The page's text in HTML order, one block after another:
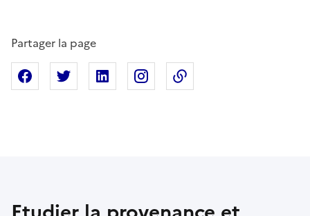
Partager la page
Partager sur Facebook
Partager sur XPartager sur Linkedin
Partager sur Instagram